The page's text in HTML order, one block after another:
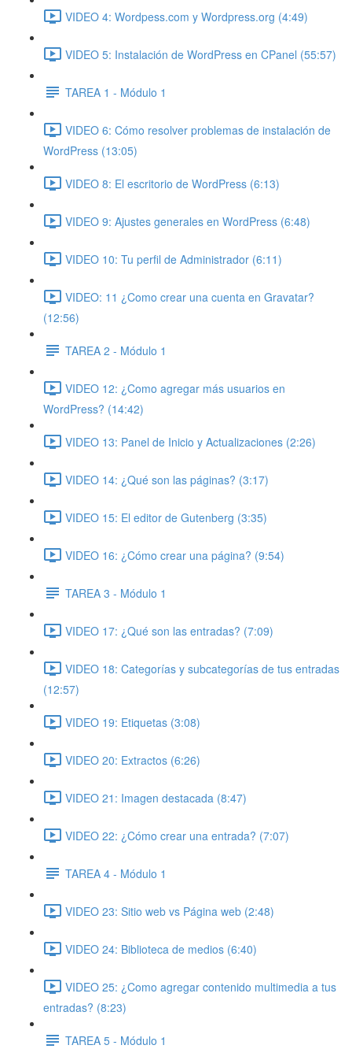
VIDEO 4: Wordpess.com y Wordpress.org (4:49)
VIDEO 5: Instalación de WordPress en CPanel (55:57)
TAREA 1 - Módulo 1
VIDEO 6: Cómo resolver problemas de instalación de
WordPress (13:05)
VIDEO 8: El escritorio de WordPress (6:13)
VIDEO 9: Ajustes generales en WordPress (6:48)
VIDEO 10: Tu perfil de Administrador (6:11)
VIDEO: 11 ¿Como crear una cuenta en Gravatar?
(12:56)
TAREA 2 - Módulo 1
VIDEO 12: ¿Como agregar más usuarios en
WordPress? (14:42)
VIDEO 13: Panel de Inicio y Actualizaciones (2:26)
VIDEO 14: ¿Qué son las páginas? (3:17)
VIDEO 15: El editor de Gutenberg (3:35)
VIDEO 16: ¿Cómo crear una página? (9:54)
TAREA 3 - Módulo 1
VIDEO 17: ¿Qué son las entradas? (7:09)
VIDEO 18: Categorías y subcategorías de tus entradas
(12:57)
VIDEO 19: Etiquetas (3:08)
VIDEO 20: Extractos (6:26)
VIDEO 21: Imagen destacada (8:47)
VIDEO 22: ¿Cómo crear una entrada? (7:07)
TAREA 4 - Módulo 1
VIDEO 23: Sitio web vs Página web (2:48)
VIDEO 24: Biblioteca de medios (6:40)
VIDEO 25: ¿Como agregar contenido multimedia a tus
entradas? (8:23)
TAREA 5 - Módulo 1